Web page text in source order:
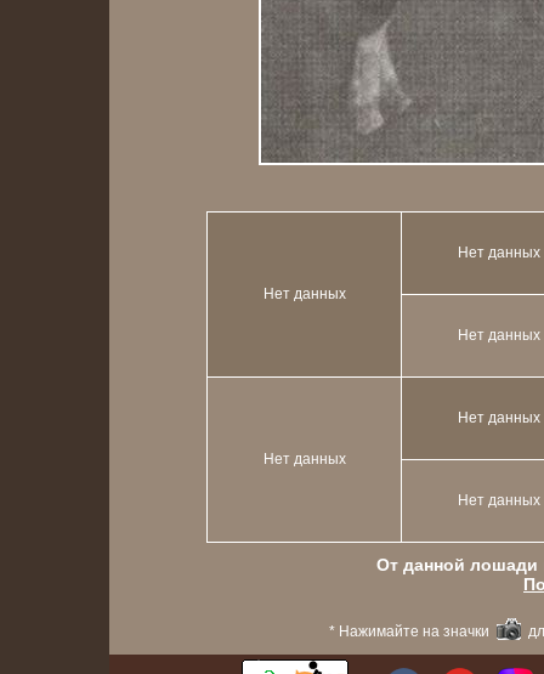
Нет данных
Нет данных
Нет данных
Нет данных
Нет данных
Нет данных
От данной лошади
* Нажимайте на значки